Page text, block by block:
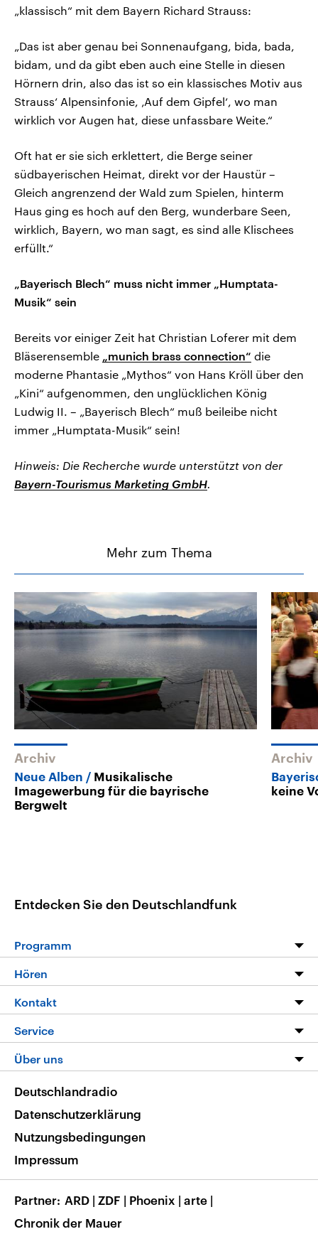
„klassisch“ mit dem Bayern Richard Strauss:
„Das ist aber genau bei Sonnenaufgang, bida, bada,
bidam, und da gibt eben auch eine Stelle in diesen
Hörnern drin, also das ist so ein klassisches Motiv aus
Strauss‘ Alpensinfonie, ‚Auf dem Gipfel‘, wo man
wirklich vor Augen hat, diese unfassbare Weite.“
Oft hat er sie sich erklettert, die Berge seiner
südbayerischen Heimat, direkt vor der Haustür –
Gleich angrenzend der Wald zum Spielen, hinterm
Haus ging es hoch auf den Berg, wunderbare Seen,
wirklich, Bayern, wo man sagt, es sind alle Klischees
erfüllt.“
„Bayerisch Blech“ muss nicht immer „Humptata-
Musik“ sein
Bereits vor einiger Zeit hat Christian Loferer mit dem
Bläserensemble „munich brass connection“ die
moderne Phantasie „Mythos“ von Hans Kröll über den
„Kini“ aufgenommen, den unglücklichen König
Ludwig II. – „Bayerisch Blech“ muß beileibe nicht
immer „Humptata-Musik“ sein!
Hinweis: Die Recherche wurde unterstützt von der
Bayern-Tourismus Marketing GmbH.
Mehr zum Thema
Archiv
Neue Alben
Musikalische
Imagewerbung für die bayrische
Bergwelt
Archiv
keine
Entdecken Sie den Deutschlandfunk
Programm
Programm
Die Nachrichten
Nachrichtenleicht
Neue Beiträge auf dlf.de
Hören
Livestream
Podcasts
Deutschlandfunk App
Nachrichten App
Frequenzen
Kontakt
Hörerservice
Service
FAQ
Veranstaltungen
Musikliste
RSS
Über uns
Barrierefreiheit
Deutschlandradio
Datenschutzerklärung
Nutzungsbedingungen
Impressum
Partner ARD | ZDF | Phoenix | arte |
Chronik der Mauer